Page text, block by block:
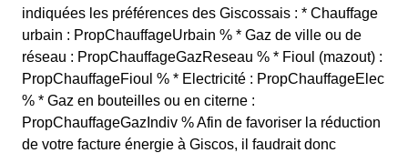
indiquées les préférences des Giscossais : * Chauffage
urbain : PropChauffageUrbain % * Gaz de ville ou de
réseau : PropChauffageGazReseau % * Fioul (mazout) :
PropChauffageFioul % * Electricité : PropChauffageElec
% * Gaz en bouteilles ou en citerne :
PropChauffageGazIndiv % Afin de favoriser la réduction
de votre facture énergie à Giscos, il faudrait donc